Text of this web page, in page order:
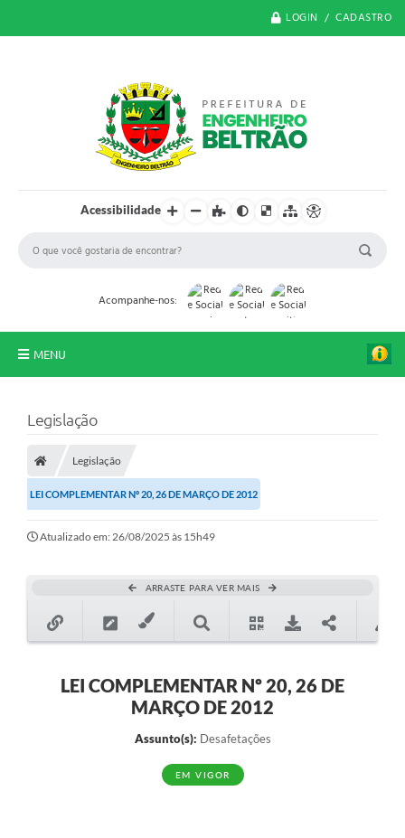
LOGIN / CADASTRO
Acessibilidade
Acompanhe-nos:
MENU
Transparência
Legislação
Editais
Covid-19 / Vacinação
Secretarias
A Prefeitura
Legislação
Legislação
LEI COMPLEMENTAR Nº 20, 26 DE MARÇO DE 2012
Atualizado em: 26/08/2025 às 15h49
ARRASTE PARA VER MAIS
LEI COMPLEMENTAR Nº 20, 26 DE
MARÇO DE 2012
Assunto(s): Desafetações
EM VIGOR